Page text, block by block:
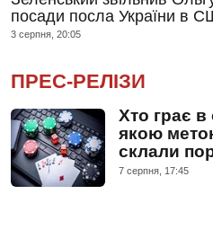
посади посла України в
3 серпня, 20:05
ПРЕС-РЕЛІЗИ
Хто грає в
якою
склали
7 серпня, 17:45